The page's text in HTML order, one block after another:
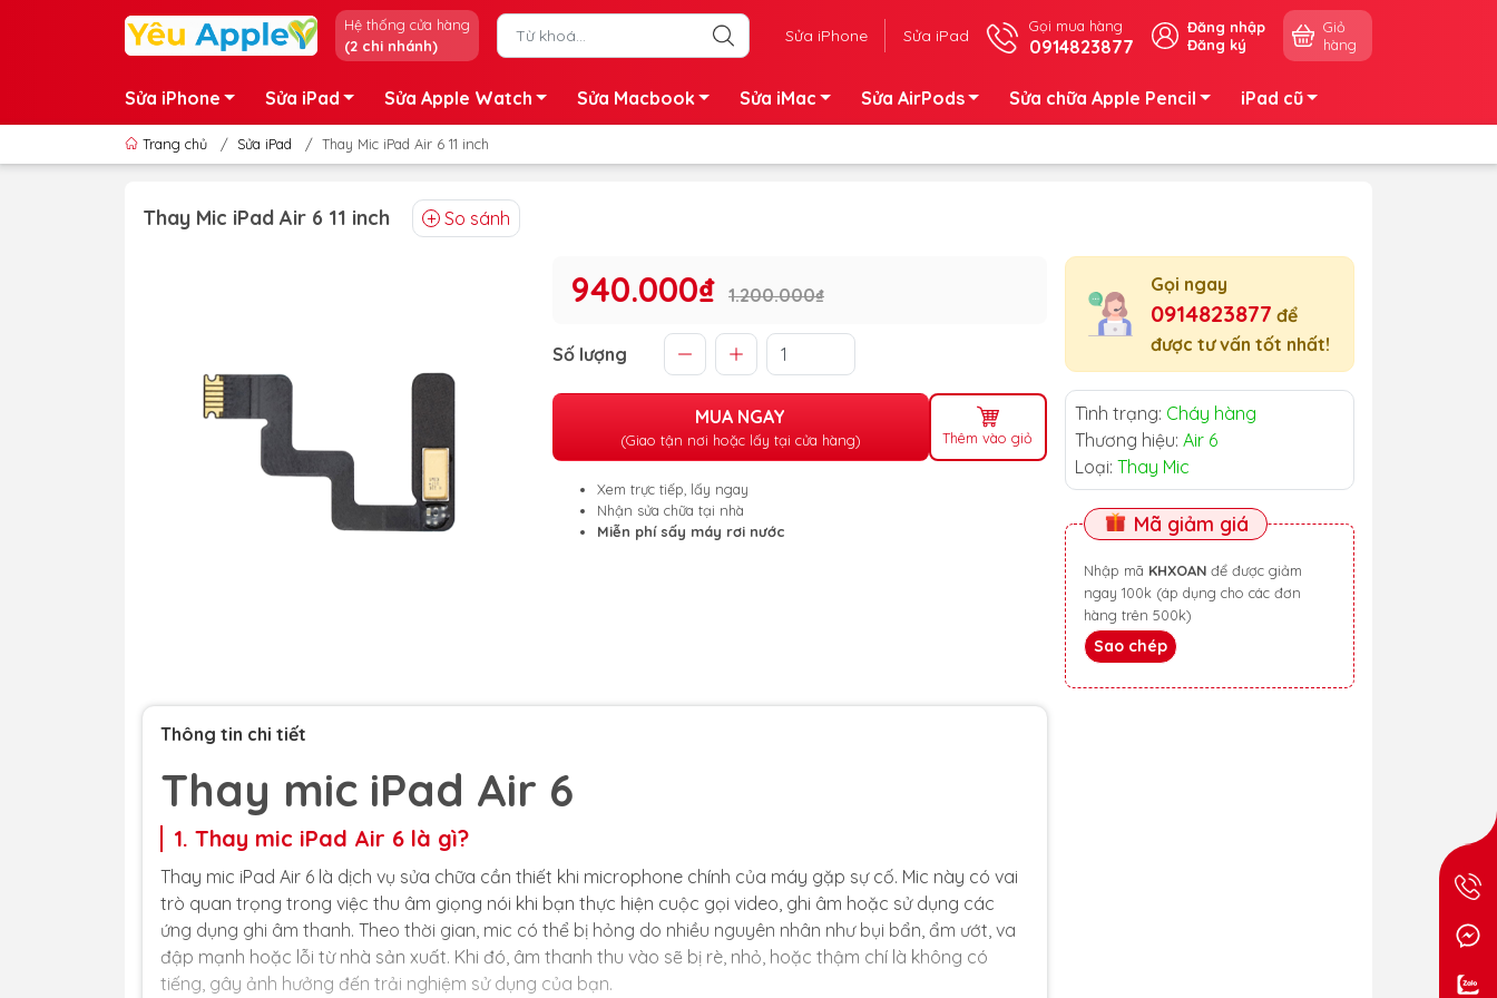
Hệ thống cửa hàng
(2 chi nhánh)
Sửa iPhone Sửa iPad Gọi mua hàng
0914823877
Đăng nhập
Đăng ký
Giỏ
hàng
Sửa iPhone Sửa iPad Sửa Apple Watch Sửa Macbook Sửa iMac Sửa AirPods Sửa chữa Apple Pencil iPad cũ
Trang chủ / Sửa iPad / Thay Mic iPad Air 6 11 inch
Thay Mic iPad Air 6 11 inch So sánh
940.000₫ 1.200.000₫
Số lượng
MUA NGAY
(Giao tận nơi hoặc lấy tại cửa hàng) Thêm vào giỏ
Xem trực tiếp, lấy ngay
Nhận sửa chữa tại nhà
Miễn phí sấy máy rơi nước
Gọi ngay
0914823877 để
được tư vấn tốt nhất!
Tình trạng: Cháy hàng
Thương hiệu: Air 6
Loại: Thay Mic
Mã giảm giá
Nhập mã KHXOAN
ngay 100k (áp dụng cho các đơn
hàng trên 500k)
Sao chép
Thông tin chi tiết
Thay mic iPad Air 6
1. Thay mic iPad Air 6 là gì?
Thay mic iPad Air 6 là dịch vụ sửa chữa cần thiết khi microphone chính của máy gặp sự cố. Mic này có vai
trò quan trọng trong việc thu âm giọng nói khi bạn thực hiện cuộc gọi video, ghi âm hoặc sử dụng các
ứng dụng ghi âm thanh. Theo thời gian, mic có thể bị hỏng do nhiều nguyên nhân như bụi bẩn, ẩm ướt, va
đập mạnh hoặc lỗi từ nhà sản xuất. Khi đó, âm thanh thu vào sẽ bị rè, nhỏ, hoặc thậm chí là không có
tiếng, gây ảnh hưởng đến trải nghiệm sử dụng của bạn.